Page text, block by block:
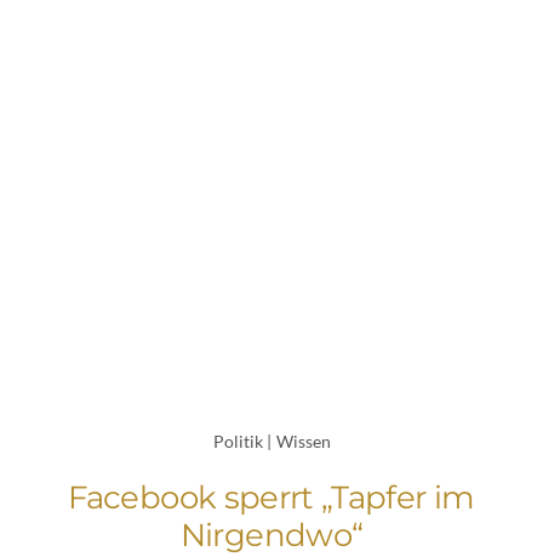
Politik | Wissen
Facebook sperrt „Tapfer im
Nirgendwo“